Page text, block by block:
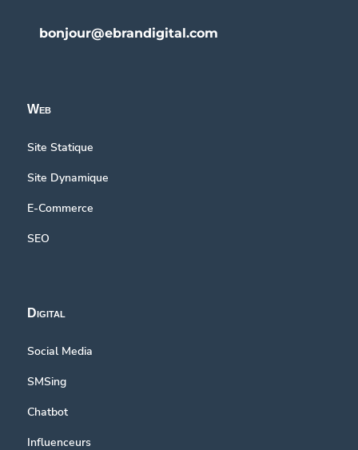
bonjour@ebrandigital.com
Web
Site Statique
Site Dynamique
E-Commerce
SEO
Digital
Social Media
SMSing
Chatbot
Influenceurs